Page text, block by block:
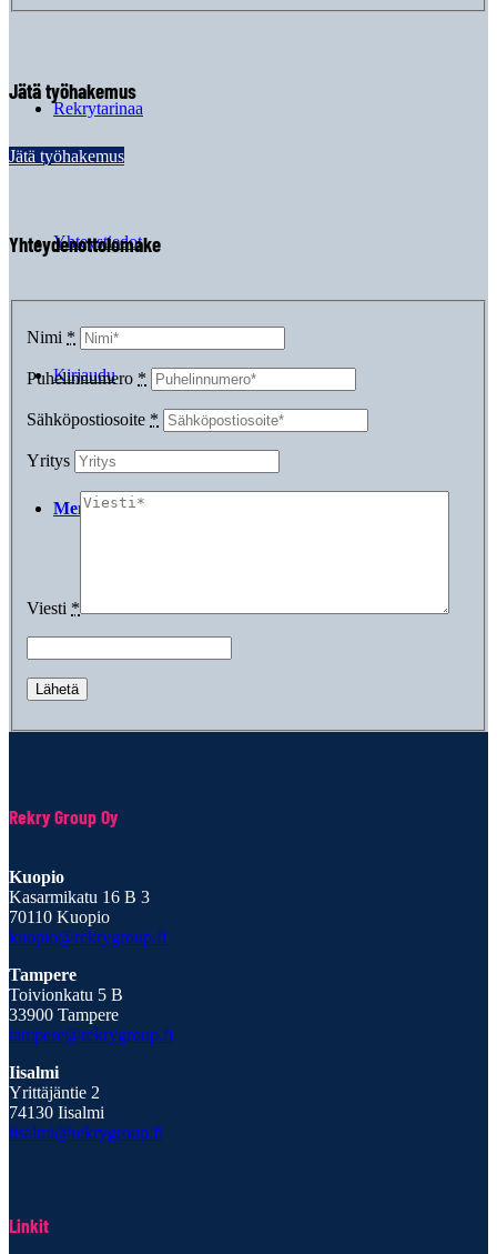
Rekrytarinaa
Yhteystiedot
Kirjaudu
Menu Menu
Jätä työhakemus
Jätä työhakemus
Yhteydenottolomake
Nimi *
Puhelinnumero *
Sähköpostiosoite *
Yritys
Viesti *
Rekry Group Oy
Kuopio
Kasarmikatu 16 B 3
70110 Kuopio
kuopio@rekrygroup.fi
Tampere
Toivionkatu 5 B
33900 Tampere
tampere@rekrygroup.fi
Iisalmi
Yrittäjäntie 2
74130 Iisalmi
iisalmi@rekrygroup.fi
Linkit